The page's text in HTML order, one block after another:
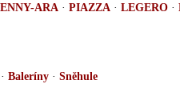
ARA · PIAZZA · LEGERO ·
· Baleríny · Sněhule